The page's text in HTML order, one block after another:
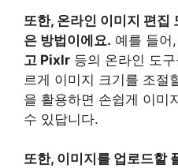
또한, 온라인 이미지 편집
은 방법이에요. 예를 들어,
고 Pixlr 등의 온라인 도
르게 이미지 크기를 조절
을 활용하면 손쉽게 이미
수 있답니다.
또한, 이미지를 업로드할